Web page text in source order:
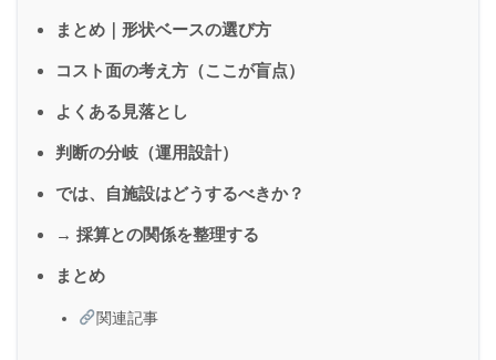
まとめ｜形状ベースの選び方
コスト面の考え方（ここが盲点）
よくある見落とし
判断の分岐（運用設計）
では、自施設はどうするべきか？
→ 採算との関係を整理する
まとめ
関連記事